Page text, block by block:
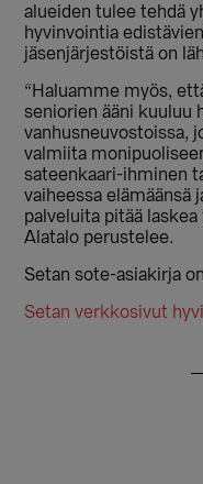
alueiden tulee tehdä
hyvinvointia
jäsenjärjestöistä on
“Haluamme myös,
seniorien ääni kuuluu
vanhusneuvostoissa,
valmiita
sateenkaari-ihminen
vaiheessa elämäänsä
palveluita pitää
Alatalo perustelee.
Setan sote-asiakirja
Setan verkkosivut